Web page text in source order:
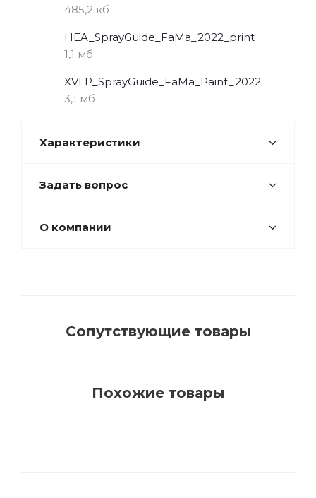
485,2 кб
HEA_SprayGuide_FaMa_2022_print
1,1 мб
XVLP_SprayGuide_FaMa_Paint_2022
3,1 мб
Характеристики
Задать вопрос
О компании
Сопутствующие товары
Похожие товары